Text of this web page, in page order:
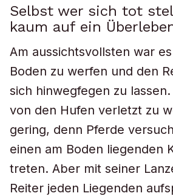
Selbst wer sich tot
kaum auf ein
Am aussichtsvollsten war
Boden zu werfen und den
sich hinwegfegen zu
von den Hufen verletzt zu
gering, denn Pferde
einen am Boden liegenden
treten. Aber mit seiner
Reiter jeden Liegenden